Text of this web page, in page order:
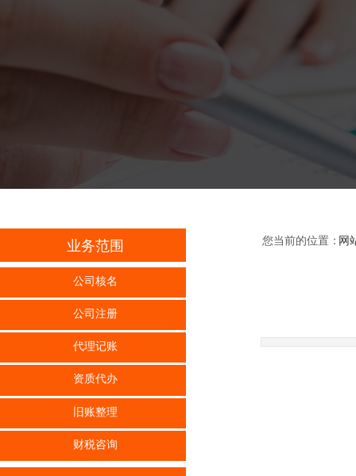
业务范围 您当前的位置： 网
公司核名
公司注册
代理记账
资质代办
旧账整理
财税咨询